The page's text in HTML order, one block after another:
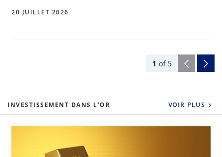
1 of 5
20 JUILLET 2026
INVESTISSEMENT DANS L'OR VOIR PLUS